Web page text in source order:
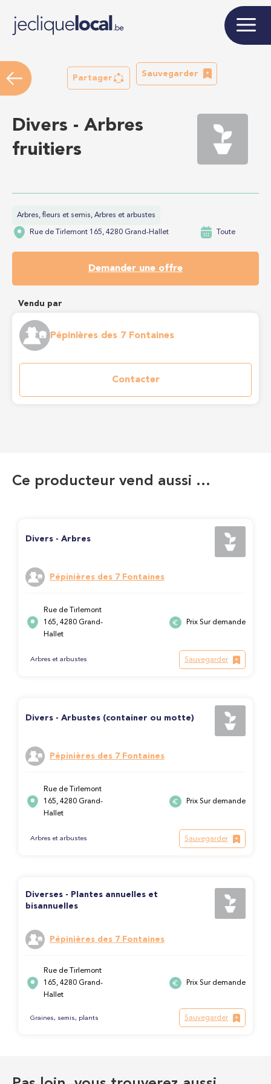
Partager
Sauvegarder
Divers - Arbres
fruitiers
Arbres, fleurs et semis, Arbres et arbustes
Rue de Tirlemont 165, 4280 Grand-Hallet Toute
Demander une offre
Vendu par
Pépinières des 7 Fontaines
Contacter
Ce producteur vend aussi …
Divers - Arbres
Pépinières des 7 Fontaines
Rue de Tirlemont
165, 4280 Grand-
Hallet
Prix Sur demande
Arbres et arbustes Sauvegarder
Divers - Arbustes (container ou motte)
Pépinières des 7 Fontaines
Rue de Tirlemont
165, 4280 Grand-
Hallet
Prix Sur demande
Arbres et arbustes Sauvegarder
Diverses - Plantes annuelles et
bisannuelles
Pépinières des 7 Fontaines
Rue de Tirlemont
165, 4280 Grand-
Hallet
Prix Sur demande
Graines, semis, plants Sauvegarder